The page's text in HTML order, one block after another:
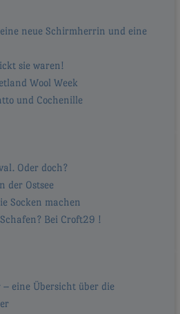
neue Schirmherrin und eine
sie waren!
Wool Week
und Cochenille
Oder doch?
der Ostsee
Socken machen
Bei Croft29 !
eine Übersicht über die